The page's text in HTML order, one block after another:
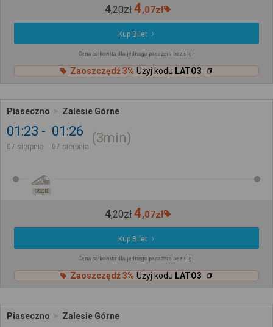
4,20zł 4,07zł
Kup Bilet
Cena całkowita dla jednego pasażera bez ulgi
Zaoszczędź 3% Użyj kodu LATO3
Piaseczno Zalesie Górne
01:23
07 sierpnia
01:26
07 sierpnia
3min
OSOB.
4,20zł 4,07zł
Kup Bilet
Cena całkowita dla jednego pasażera bez ulgi
Zaoszczędź 3% Użyj kodu LATO3
Piaseczno Zalesie Górne